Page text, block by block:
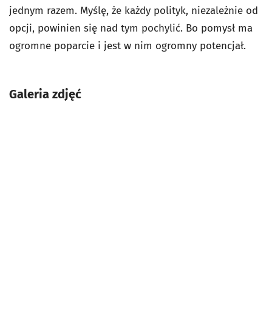
jednym razem. Myślę, że każdy polityk, niezależnie od
opcji, powinien się nad tym pochylić. Bo pomysł ma
ogromne poparcie i jest w nim ogromny potencjał.
Galeria zdjęć